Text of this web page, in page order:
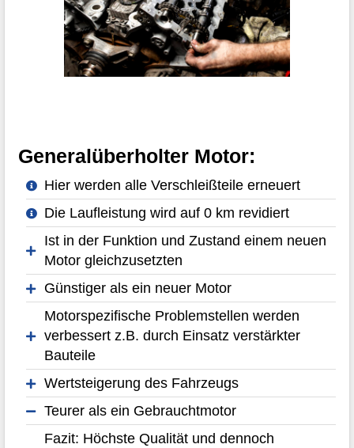
Generalüberholter Motor:
Hier werden alle Verschleißteile erneuert
Die Laufleistung wird auf 0 km revidiert
Ist in der Funktion und Zustand einem neuen
Motor gleichzusetzten
Günstiger als ein neuer Motor
Motorspezifische Problemstellen werden
verbessert z.B. durch Einsatz verstärkter
Bauteile
Wertsteigerung des Fahrzeugs
Teurer als ein Gebrauchtmotor
Fazit: Höchste Qualität und dennoch